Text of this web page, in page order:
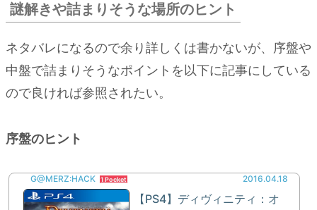
謎解きや詰まりそうな場所のヒント
ネタバレになるので余り詳しくは書かないが、序盤や
中盤で詰まりそうなポイントを以下に記事にしている
ので良ければ参照されたい。
序盤のヒント
G@MERZ:HACK 1 Pocket 2016.04.18
【PS4】ディヴィニティ：オ